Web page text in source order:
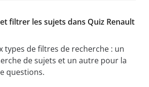
filtrer les sujets dans Quiz Renault
types de filtres de recherche : un
de sujets et un autre pour la
questions.